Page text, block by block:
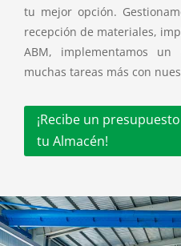
tu mejor opción.
recepción de materiales,
ABM, implementamos
muchas tareas más con
¡Recibe un
tu Almacén!